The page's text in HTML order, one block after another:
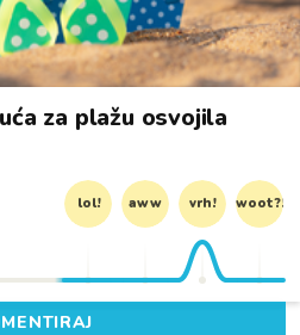
za plažu osvojila
lol! aww vrh! woot?!